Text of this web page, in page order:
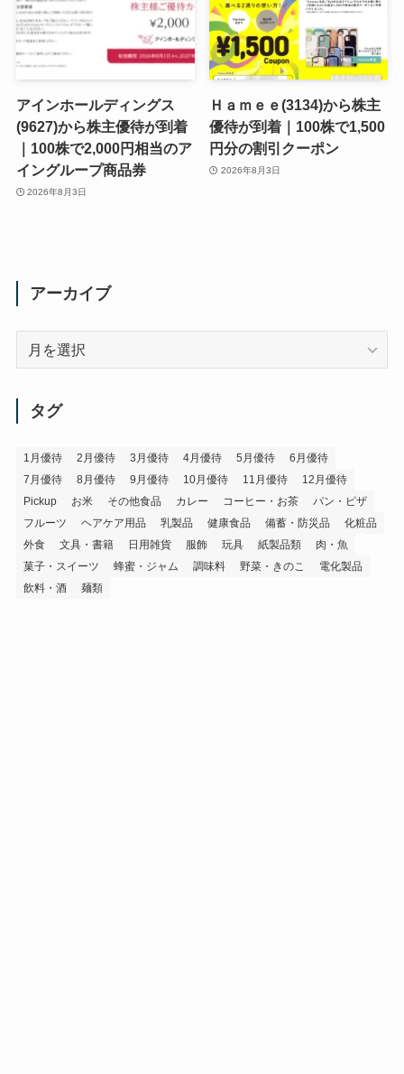
アインホールディングス
(9627)から株主優待が到着
｜100株で2,000円相当のア
イングループ商品券
2026年8月3日
Ｈａｍｅｅ(3134)から株主
優待が到着｜100株で1,500
円分の割引クーポン
2026年8月3日
アーカイブ
タグ
1月優待 2月優待 3月優待 4月優待 5月優待
6月優待
7月優待
8月優待 9月優待 10月優待 11月優待
12月優待
Pickup
お米 その他食品 カレー コーヒー・お茶
パン・ピザ
フルーツ
ヘアケア用品 乳製品 健康食品 備蓄・防災品
化粧品
外食
文具・書籍 日用雑貨 服飾 玩具 紙製品類
肉・魚
菓子・スイーツ
蜂蜜・ジャム 調味料 野菜・きのこ
電化製品
飲料・酒
麺類